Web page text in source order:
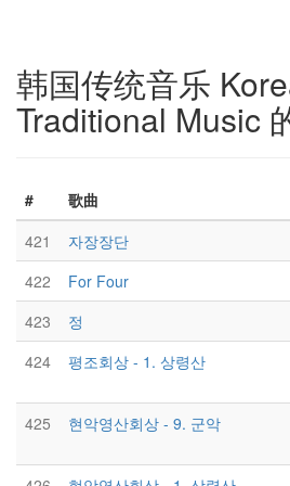
韩国传统音乐
Traditional Music
# 歌曲
421
자장장단
422
For Four
423
정
424
평조회상 - 1. 상령산
425 현악영산회상 - 9. 군악